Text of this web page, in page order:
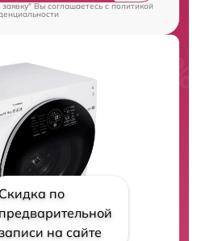
Вы соглашаетесь cполитикой
Скидка по
предварительной
на сайте